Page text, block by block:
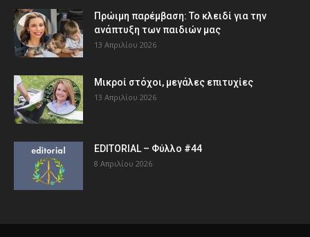
Πρώιμη παρέμβαση: Το κλειδί για την
ανάπτυξη των παιδιών µας
13 Απριλίου 2026
Μικροί στόχοι, μεγάλες επιτυχίες
13 Απριλίου 2026
EDITORIAL – Φύλλο #44
8 Απριλίου 2026